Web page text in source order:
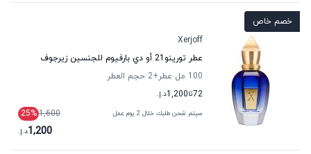
خصم خاص
Xerjoff
عطر تورينو21 أو دي بارفيوم للجنسين زيرجوف
100 مل عطر
+2
حجم العطر
72تا1,200د.إ.
سيتم شحن طلبك خلال 2 يوم عمل 1,600
25%
1,200د.إ.